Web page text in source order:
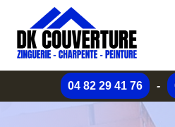
04 82 29 41 76 -